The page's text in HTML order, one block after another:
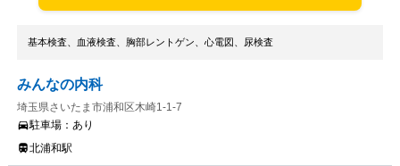
基本検査、血液検査、胸部レントゲン、心電図、尿検査
みんなの内科
埼玉県さいたま市浦和区木崎1-1-7
駐車場： あり
北浦和駅